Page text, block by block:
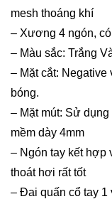
mesh thoáng khí
– Xương 4 ngón,
– Màu sắc: Trắng
– Mặt cắt: Negative
bóng.
– Mặt mút: Sử
mềm dày 4mm
– Ngón tay kết hợp
thoát hơi rất tốt
– Đai quấn cổ tay 1